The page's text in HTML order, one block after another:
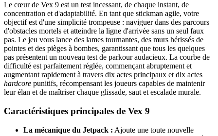
Le cœur de Vex 9 est un test incessant, de chaque instant, de
concentration et d'adaptabilité. En tant que stickman agile, votre
objectif est d'une simplicité trompeuse : naviguer dans des parcours
d'obstacles mortels et atteindre la ligne d'arrivée sans un seul faux
pas. Le jeu vous lance des lames tournantes, des murs hérissés de
pointes et des pièges à bombes, garantissant que tous les quelques
pas présentent un nouveau test de parkour audacieux. La courbe de
difficulté est parfaitement réglée, commençant abruptement et
augmentant rapidement à travers dix actes principaux et dix actes
hardcore punitifs, récompensant les joueurs capables de maintenir
leur élan et de maîtriser chaque glissade, saut et escalade murale.
Caractéristiques principales de Vex 9
La mécanique du Jetpack : Ajoute une toute nouvelle